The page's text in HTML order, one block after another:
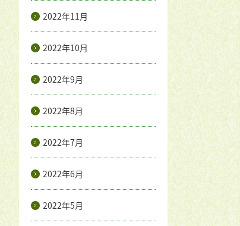
2022年11月
2022年10月
2022年9月
2022年8月
2022年7月
2022年6月
2022年5月